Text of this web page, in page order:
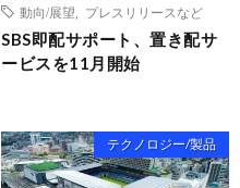
動向/展望
プレスリリースなど
SBS即配サポート、置き配サ
ービスを11月開始
テクノロジー/製品